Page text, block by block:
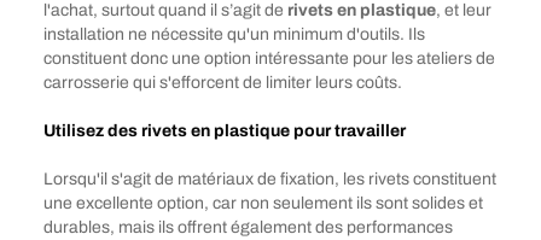
l'achat, surtout quand il s’agit de rivets en plastique, et leur
installation ne nécessite qu'un minimum d'outils. Ils
constituent donc une option intéressante pour les ateliers de
carrosserie qui s'efforcent de limiter leurs coûts.
Utilisez des rivets en plastique pour travailler
Lorsqu'il s'agit de matériaux de fixation, les rivets constituent
une excellente option, car non seulement ils sont solides et
durables, mais ils offrent également des performances